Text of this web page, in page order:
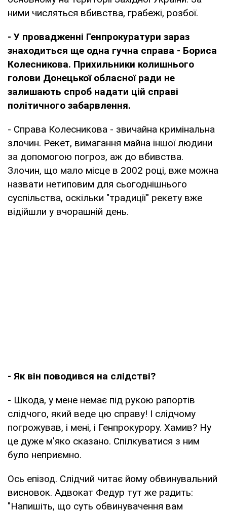
ними числяться вбивства, грабежі, розбої.
- У провадженні Генпрокуратури зараз
знаходиться ще одна гучна справа - Бориса
Колесникова. Прихильники колишнього
голови Донецької обласної ради не
залишають спроб надати цій справі
політичного забарвлення.
- Справа Колесникова - звичайна кримінальна
злочин. Рекет, вимагання майна іншої людини
за допомогою погроз, аж до вбивства.
Злочин, що мало місце в 2002 році, вже можна
назвати нетиповим для сьогоднішнього
суспільства, оскільки "традиції" рекету вже
відійшли у вчорашній день.
- Як він поводився на слідстві?
- Шкода, у мене немає під рукою рапортів
слідчого, який веде цю справу! І слідчому
погрожував, і мені, і Генпрокурору. Хамив? Ну
це дуже м'яко сказано. Спілкуватися з ним
було неприємно.
Ось епізод. Слідчий читає йому обвинувальний
висновок. Адвокат Федур тут же радить:
"Напишіть, що суть обвинувачення вам